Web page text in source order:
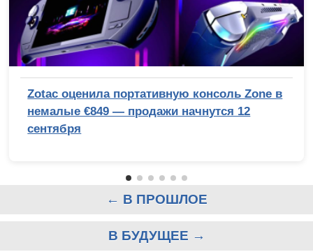
Zotac оценила портативную консоль Zone в
немалые €849 — продажи начнутся 12
сентября
← В ПРОШЛОЕ
В БУДУЩЕЕ →